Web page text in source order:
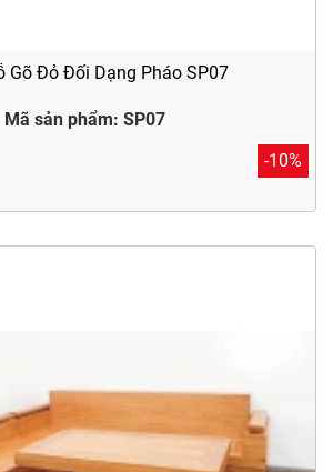
Gõ Đỏ Đối Dạng Pháo SP07
Mã sản phẩm: SP07
-10%